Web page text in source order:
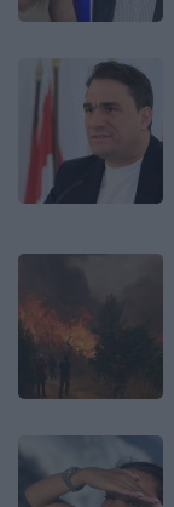
Image
Image